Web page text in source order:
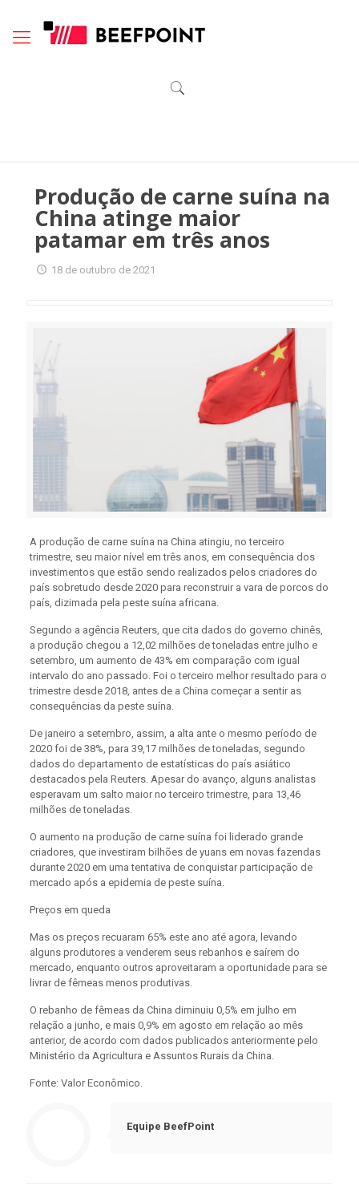
Produção de carne suína na
China atinge maior
patamar em três anos
18 de outubro de 2021
A produção de carne suína na China atingiu, no terceiro
trimestre, seu maior nível em três anos, em consequência dos
investimentos que estão sendo realizados pelos criadores do
país sobretudo desde 2020 para reconstruir a vara de porcos do
país, dizimada pela peste suína africana.
Segundo a agência Reuters, que cita dados do governo chinês,
a produção chegou a 12,02 milhões de toneladas entre julho e
setembro, um aumento de 43% em comparação com igual
intervalo do ano passado. Foi o terceiro melhor resultado para o
trimestre desde 2018, antes de a China começar a sentir as
consequências da peste suína.
De janeiro a setembro, assim, a alta ante o mesmo período de
2020 foi de 38%, para 39,17 milhões de toneladas, segundo
dados do departamento de estatísticas do país asiático
destacados pela Reuters. Apesar do avanço, alguns analistas
esperavam um salto maior no terceiro trimestre, para 13,46
milhões de toneladas.
O aumento na produção de carne suína foi liderado grande
criadores, que investiram bilhões de yuans em novas fazendas
durante 2020 em uma tentativa de conquistar participação de
mercado após a epidemia de peste suína.
Preços em queda
Mas os preços recuaram 65% este ano até agora, levando
alguns produtores a venderem seus rebanhos e saírem do
mercado, enquanto outros aproveitaram a oportunidade para se
livrar de fêmeas menos produtivas.
O rebanho de fêmeas da China diminuiu 0,5% em julho em
relação a junho, e mais 0,9% em agosto em relação ao mês
anterior, de acordo com dados publicados anteriormente pelo
Ministério da Agricultura e Assuntos Rurais da China.
Fonte: Valor Econômico.
Equipe BeefPoint